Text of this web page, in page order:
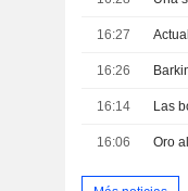
16:27
16:26
16:14
16:06